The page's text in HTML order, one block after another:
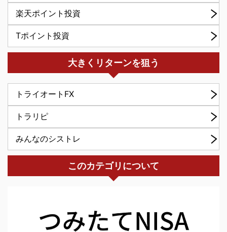
楽天ポイント投資
Tポイント投資
大きくリターンを狙う
トライオートFX
トラリピ
みんなのシストレ
このカテゴリについて